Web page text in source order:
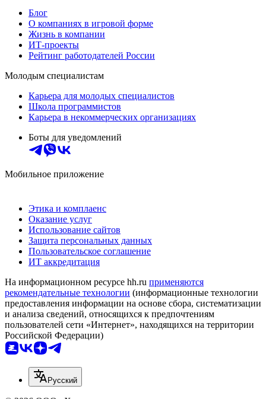
Блог
О компаниях в игровой форме
Жизнь в компании
ИТ-проекты
Рейтинг работодателей России
Молодым специалистам
Карьера для молодых специалистов
Школа программистов
Карьера в некоммерческих организациях
Боты для уведомлений
Мобильное приложение
Этика и комплаенс
Оказание услуг
Использование сайтов
Защита персональных данных
Пользовательское соглашение
ИТ аккредитация
На информационном ресурсе hh.ru применяются
рекомендательные технологии (информационные технологии
предоставления информации на основе сбора, систематизации
и анализа сведений, относящихся к предпочтениям
пользователей сети «Интернет», находящихся на территории
Российской Федерации)
Русский